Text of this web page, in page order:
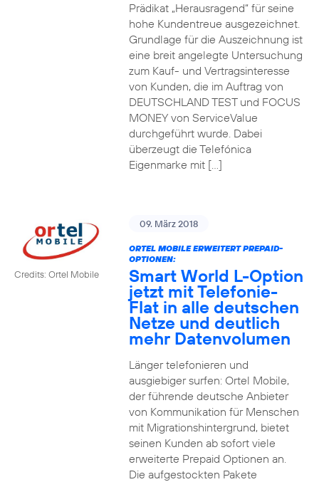
Prädikat „Herausragend“ für seine
hohe Kundentreue ausgezeichnet.
Grundlage für die Auszeichnung ist
eine breit angelegte Untersuchung
zum Kauf- und Vertragsinteresse
von Kunden, die im Auftrag von
DEUTSCHLAND TEST und FOCUS
MONEY von ServiceValue
durchgeführt wurde. Dabei
überzeugt die Telefónica
Eigenmarke mit […]
Credits: Ortel Mobile
09. März 2018
ORTEL MOBILE ERWEITERT PREPAID-
OPTIONEN:
Smart World L-Option
jetzt mit Telefonie-
Flat in alle deutschen
Netze und deutlich
mehr Datenvolumen
Länger telefonieren und
ausgiebiger surfen: Ortel Mobile,
der führende deutsche Anbieter
von Kommunikation für Menschen
mit Migrationshintergrund, bietet
seinen Kunden ab sofort viele
erweiterte Prepaid Optionen an.
Die aufgestockten Pakete